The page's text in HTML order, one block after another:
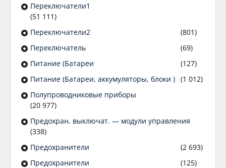
Переключатели1
(51 111)
Переключатели2
(801)
Переключатель
(69)
Питание (Батареи
(127)
Питание (Батареи, аккумуляторы, блоки ) (1 012)
Полупроводниковые приборы
(20 977)
Предохран. выключат. — модули управления
(338)
Предохранители
(2 693)
Предохранители
(125)